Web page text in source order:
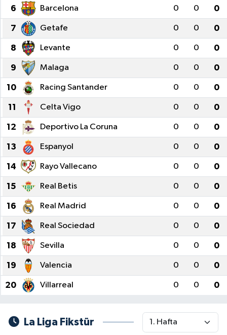
6 Barcelona 0 0 0
7 Getafe 0 0 0
8 Levante 0 0 0
9 Malaga 0 0 0
10 Racing Santander 0 0 0
11 Celta Vigo 0 0 0
12 Deportivo La Coruna 0 0 0
13 Espanyol 0 0 0
14 Rayo Vallecano 0 0 0
15 Real Betis 0 0 0
16 Real Madrid 0 0 0
17 Real Sociedad 0 0 0
18 Sevilla 0 0 0
19 Valencia 0 0 0
20 Villarreal 0 0 0
La Liga Fikstür